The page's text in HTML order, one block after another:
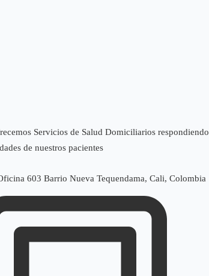
Servicios de Salud Domiciliarios respondiendo
de nuestros pacientes
603 Barrio Nueva Tequendama, Cali, Colombia